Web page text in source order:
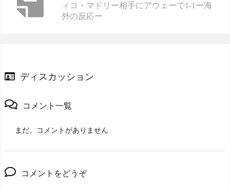
ィコ・マドリー相手にアウェーで1-1ー海
外の反応ー
ディスカッション
コメント一覧
まだ、コメントがありません
コメントをどうぞ